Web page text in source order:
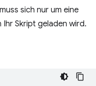
sich nur um eine
Ihr Skript geladen wird.